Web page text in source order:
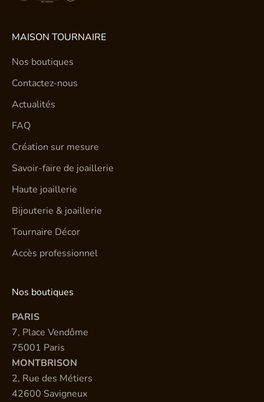
MAISON TOURNAIRE
Nos boutiques
Contactez-nous
Actualités
FAQ
Création sur mesure
Savoir-faire de joaillerie
Haute joaillerie
Bijouterie & joaillerie
Tournaire Décor
Accès professionnel
Nos boutiques
PARIS
7, Place Vendôme
75001 Paris
MONTBRISON
2, Rue des Métiers
42600 Savigneux